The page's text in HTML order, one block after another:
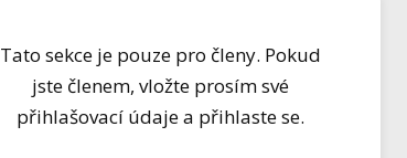
Tato sekce je pouze pro členy. Pokud
jste členem, vložte prosím své
přihlašovací údaje a přihlaste se.